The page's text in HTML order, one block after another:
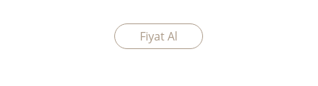
Fiyat Al